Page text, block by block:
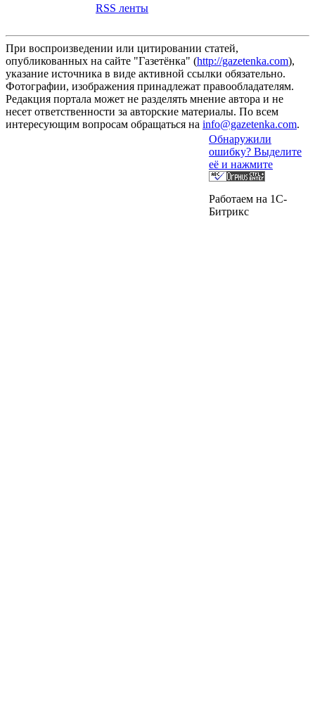
RSS ленты
При воспроизведении или цитировании статей,
опубликованных на сайте "Газетёнка" (http://gazetenka.com),
указание источника в виде активной ссылки обязательно.
Фотографии, изображения принадлежат правообладателям.
Редакция портала может не разделять мнение автора и не
несет ответственности за авторские материалы. По всем
интересующим вопросам обращаться на info@gazetenka.com.
Обнаружили
ошибку? Выделите
её и нажмите
Работаем на 1C-
Битрикс